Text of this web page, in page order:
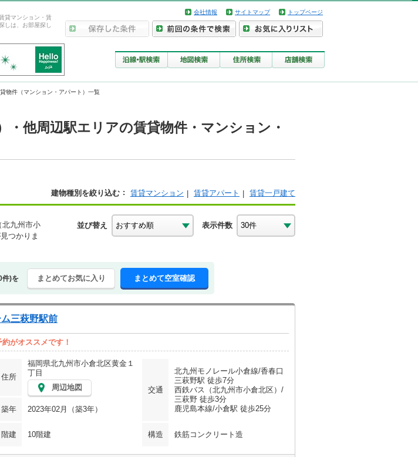
貸マンション・賃
しは、お部屋探し
会社情報 サイトマップ トップページ
物件（マンション・アパート）一覧
・他周辺駅エリアの賃貸物件・マンション・
建物種別を絞り込む 賃貸マンション 賃貸アパート 賃貸一戸建て
北九州市小
つかりま
並び替え 表示件数
件)を まとめてお気に入り まとめて空室確認
三萩野駅前
がオススメです！
住所
福岡県北九州市小倉北区黄金１
丁目
周辺地図
交通
北九州モノレール小倉線/香春口
三萩野駅 徒歩7分
西鉄バス（北九州市小倉北区）/
三萩野 徒歩3分
鹿児島本線/小倉駅 徒歩25分
築年 2023年02月（築3年）
階建 10階建 構造 鉄筋コンクリート造